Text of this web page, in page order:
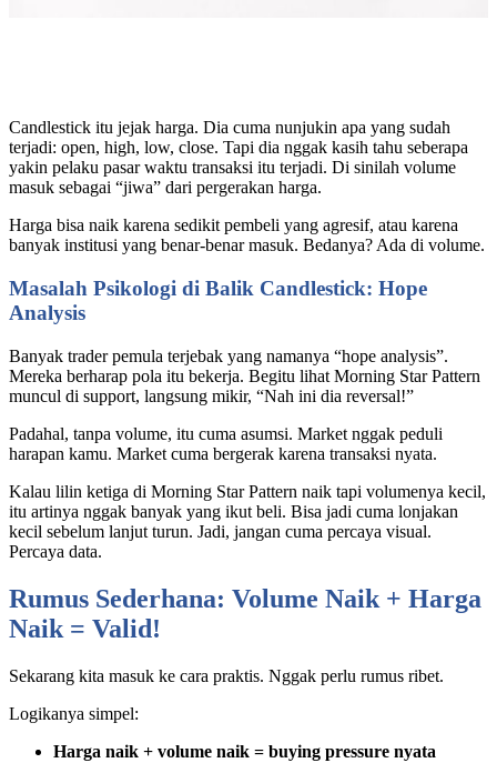
Candlestick itu jejak harga. Dia cuma nunjukin apa yang sudah
terjadi: open, high, low, close. Tapi dia nggak kasih tahu seberapa
yakin pelaku pasar waktu transaksi itu terjadi. Di sinilah volume
masuk sebagai “jiwa” dari pergerakan harga.
Harga bisa naik karena sedikit pembeli yang agresif, atau karena
banyak institusi yang benar-benar masuk. Bedanya? Ada di volume.
Masalah Psikologi di Balik Candlestick: Hope
Analysis
Banyak trader pemula terjebak yang namanya “hope analysis”.
Mereka berharap pola itu bekerja. Begitu lihat Morning Star Pattern
muncul di support, langsung mikir, “Nah ini dia reversal!”
Padahal, tanpa volume, itu cuma asumsi. Market nggak peduli
harapan kamu. Market cuma bergerak karena transaksi nyata.
Kalau lilin ketiga di Morning Star Pattern naik tapi volumenya kecil,
itu artinya nggak banyak yang ikut beli. Bisa jadi cuma lonjakan
kecil sebelum lanjut turun. Jadi, jangan cuma percaya visual.
Percaya data.
Rumus Sederhana: Volume Naik + Harga
Naik = Valid!
Sekarang kita masuk ke cara praktis. Nggak perlu rumus ribet.
Logikanya simpel:
Harga naik + volume naik = buying pressure nyata